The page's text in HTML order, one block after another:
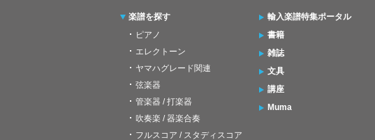
楽譜を探す
ピアノ
エレクトーン
ヤマハグレード関連
弦楽器
管楽器 / 打楽器
吹奏楽 / 器楽合奏
フルスコア / スタディスコア
輸入楽譜特集ポータル
書籍
雑誌
文具
講座
Muma